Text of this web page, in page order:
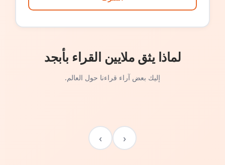
لماذا يثق ملايين القراء بأبجد
إليك بعض آراء قراءنا حول العالم.
‹
›